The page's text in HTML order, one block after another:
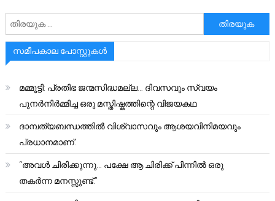
അനേഷിക്കുക
സമീപകാല പോസ്റ്റുകൾ
മമ്മൂട്ടി: പ്രതിഭ ജന്മസിദ്ധമല്ല… ദിവസവും സ്വയം
പുനർനിർമ്മിച്ച ഒരു മസ്തിഷ്കത്തിന്റെ വിജയകഥ
ദാമ്പത്യബന്ധത്തിൽ വിശ്വാസവും ആശയവിനിമയവും
പ്രധാനമാണ്.
“അവൾ ചിരിക്കുന്നു… പക്ഷേ ആ ചിരിക്ക് പിന്നിൽ ഒരു
തകർന്ന മനസ്സുണ്ട്.”